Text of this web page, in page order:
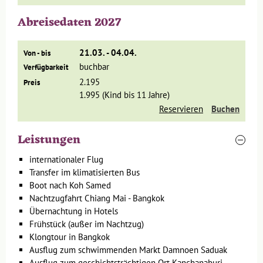
durch "Chinatown" mit seinen unzähligen Geschäften,
kunterbunten Märkten, köstlich duftenden Garküchen und
Die Idylle des Waldes am River Kwai
genießen
Schwimmender Markt Damnoen Saduak -
Wir brechen früh auf und fahrenzum schwimmenden Markt
vonDamnoen Saduak. Aus der weiten, wasserreichen
Umgebung kommen die Bauern hierher, um mit Gemüse,
Obst, Fleisch und anderen Produkten zu handeln – ein
buntes Spektakel. Hunderte von Booten treiben mit ihren
Abreisedaten 2027
Von - bis 21.03. - 04.04.
Verfügbarkeit buchbar
Preis
2.195
1.995 (Kind bis 11 Jahre)
Reservieren
Buchen
Leistungen
internationaler Flug
Transfer im klimatisierten Bus
Boot nach Koh Samed
Nachtzugfahrt Chiang Mai - Bangkok
Übernachtung in Hotels
Frühstück (außer im Nachtzug)
Klongtour in Bangkok
Ausflug zum schwimmenden Markt Damnoen Saduak